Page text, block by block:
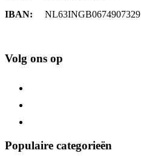
IBAN: NL63INGB0674907329
Volg ons op
Populaire categorieën